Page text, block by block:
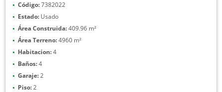
Código:7382022
Estado: Usado
Área Construida:409.96 m²
Área Terreno:4960 m²
Habitacion:4
Baños:4
Garaje:2
Piso:2